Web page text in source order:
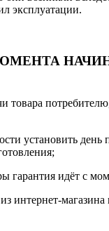
эксплуатации.
товара
установить день
гарантия идёт с
интернет-магазина